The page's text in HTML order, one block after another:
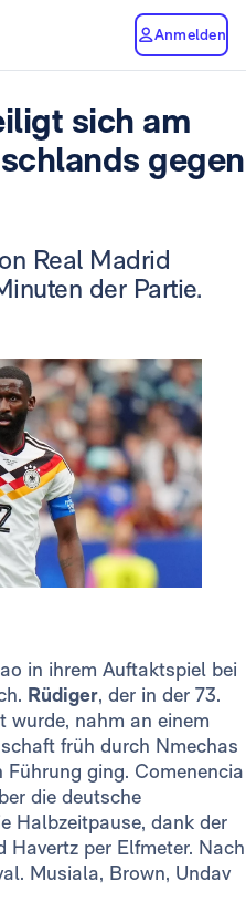
Anmelden
sich am
gegen
Real Madrid
der Partie.
in ihrem Auftaktspiel bei
Rüdiger, der in der 73.
wurde, nahm an einem
früh durch Nmechas
ging. Comenencia
die deutsche
Halbzeitpause, dank der
Havertz per Elfmeter. Nach
Musiala, Brown, Undav